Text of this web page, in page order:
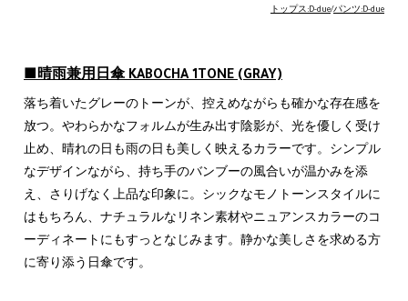
トップス:D-due/パンツ:D-due
■晴雨兼用日傘 KABOCHA 1TONE(GRAY)
落ち着いたグレーのトーンが、控えめながらも確かな存在感を
放つ。やわらかなフォルムが生み出す陰影が、光を優しく受け
止め、晴れの日も雨の日も美しく映えるカラーです。シンプル
なデザインながら、持ち手のバンブーの風合いが温かみを添
え、さりげなく上品な印象に。シックなモノトーンスタイルに
はもちろん、ナチュラルなリネン素材やニュアンスカラーのコ
ーディネートにもすっとなじみます。静かな美しさを求める方
に寄り添う日傘です。